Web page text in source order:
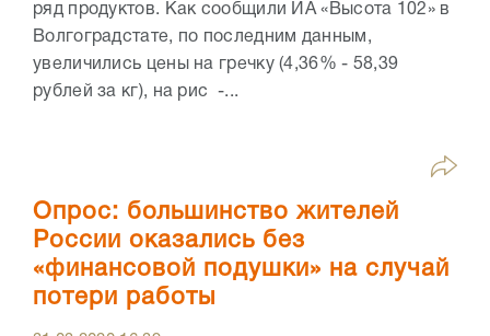
ряд продуктов. Как сообщили ИА «Высота 102» в
Волгоградстате, по последним данным,
увеличились цены на гречку (4,36% - 58,39
рублей за кг), на рис -...
Опрос: большинство жителей
России оказались без
«финансовой подушки» на случай
потери работы